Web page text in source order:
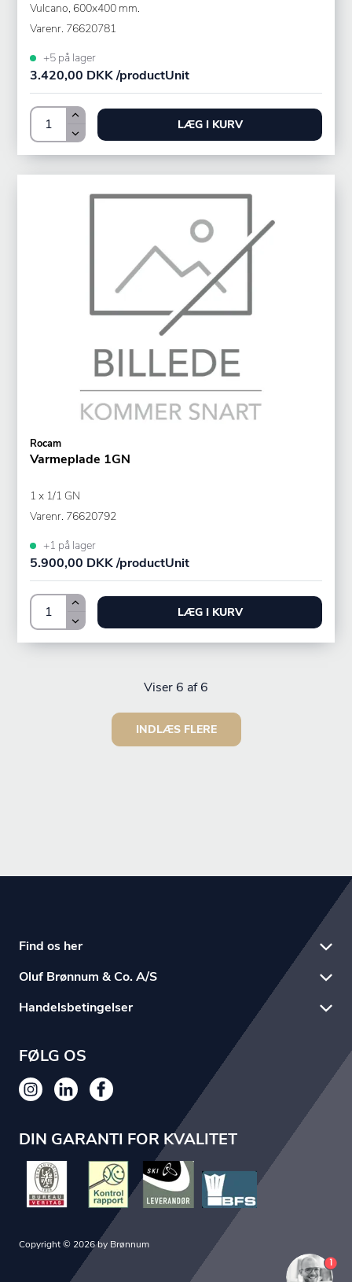
Vulcano, 600x400 mm.
Varenr. 76620781
+5 på lager
3.420,00 DKK /productUnit
LÆG I KURV
Rocam
Varmeplade 1GN
1 x 1/1 GN
Varenr. 76620792
+1 på lager
5.900,00 DKK /productUnit
LÆG I KURV
Viser 6 af 6
INDLÆS FLERE
Find os her
Oluf Brønnum & Co. A/S
Handelsbetingelser
FØLG OS
DIN GARANTI FOR KVALITET
Copyright © 2026 by Brønnum
1